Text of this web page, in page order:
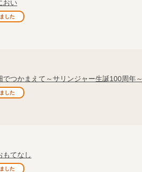
おい
した
でつかまえて～サリンジャー生誕100周年～
した
もてなし
した